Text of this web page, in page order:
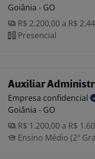
Goiânia - GO
R$ 2.200,00 a R$
Presencial
Auxiliar
Empresa confidencial
Goiânia - GO
R$ 1.200,00 a R$
Ensino Médio (2º